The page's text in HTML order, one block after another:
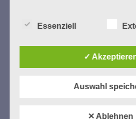
oder identifizierbare
für die Verarbeitung
verarbeitet werden.
c) Verarbeitung
Essenziell
✓
Auswahl
✕ Ablehnen